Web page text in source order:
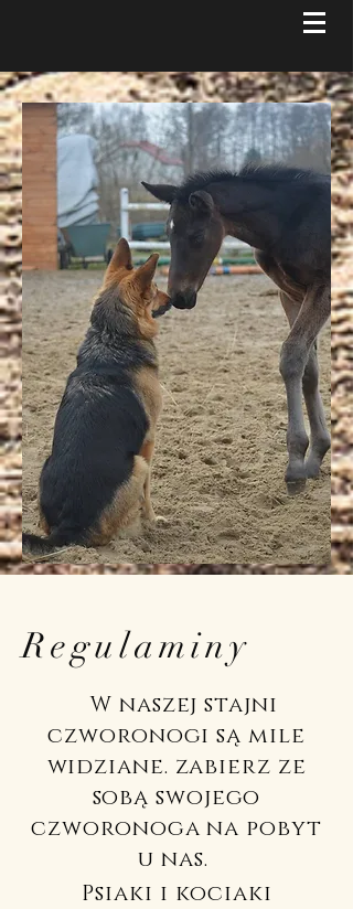
Regulaminy
W naszej stajni
czworonogi są mile
widziane. zabierz ze
sobą swojego
czworonoga na pobyt
u nas.
Psiaki i kociaki